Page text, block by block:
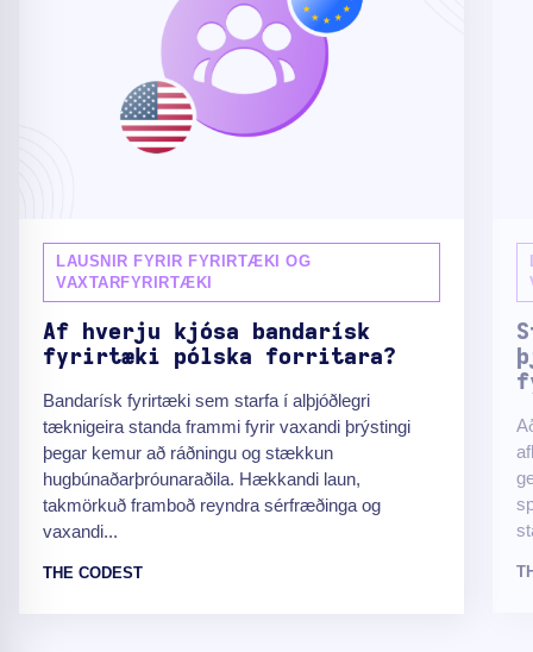
LAUSNIR FYRIR FYRIRTÆKI OG
VAXTARFYRIRTÆKI
Af hverju kjósa bandarísk
fyrirtæki pólska forritara?
Bandarísk fyrirtæki sem starfa í alþjóðlegri
tæknigeira standa frammi fyrir vaxandi þrýstingi
þegar kemur að ráðningu og stækkun
hugbúnaðarþróunaraðila. Hækkandi laun,
takmörkuð framboð reyndra sérfræðinga og
vaxandi...
THE CODEST